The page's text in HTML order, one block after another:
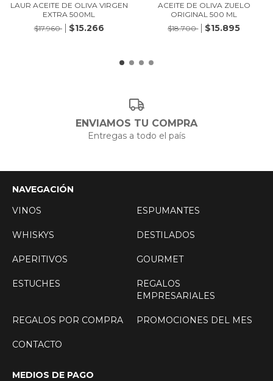
LAUR ACEITE DE OLIVA VIRGEN
EXTRA 500ML
$17.960
$15.266
ACEITE DE OLIVA ZUELO
ORIGINAL 500 ML
$18.700
$15.895
ENVIAMOS TU COMPRA
Entregas a todo el país
NAVEGACIÓN
VINOS
ESPUMANTES
WHISKYS DESTILADOS
APERITIVOS GOURMET
ESTUCHES
REGALOS
EMPRESARIALES
REGALOS POR COMPRA PROMOCIONES DEL MES
CONTACTO
MEDIOS DE PAGO